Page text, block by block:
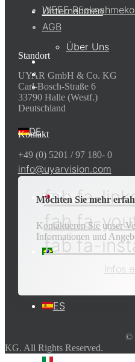
Unternehmen
Über Uns
DE
日本語
PT
ES
WEEE
AGB
Standort
UYAR GmbH & Co. KG
Carl-Bosch-Straße 6
33790 Halle (Westf.)
Deutschland
Kontakt
+49 (0) 5201 / 97 180- 0
info@uyarvision.com
fab fa-
fab fa-
fab fa-
Möchten Sie mehr
Kontaktieren Sie unser
Informationen und
Infos
©
KG. All Rights Reserved.